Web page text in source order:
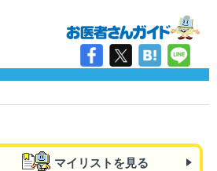
マイリストを見る